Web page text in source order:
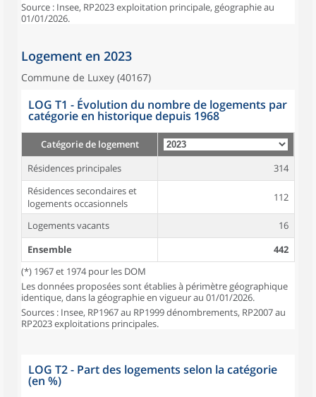
Source : Insee, RP2023 exploitation principale, géographie au
01/01/2026.
Logement en 2023
Commune de Luxey (40167)
LOG T1 - Évolution du nombre de logements par
catégorie en historique depuis 1968
Catégorie de logement
Résidences principales
314
Résidences secondaires et
logements occasionnels
112
Logements vacants
16
Ensemble
442
(*) 1967 et 1974 pour les DOM
Les données proposées sont établies à périmètre géographique
identique, dans la géographie en vigueur au 01/01/2026.
Sources : Insee, RP1967 au RP1999 dénombrements, RP2007 au
RP2023 exploitations principales.
LOG T2 - Part des logements selon la catégorie
(en %)